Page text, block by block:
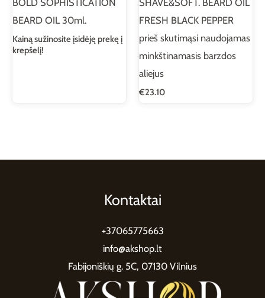
BEARD OIL 30ml.
Kainą sužinosite įsidėję prekę į
krepšelį!
FRESH BLACK PEPPER
prieš skutimąsi naudojamas
minkštinamasis barzdos
aliejus
€23.10
Kontaktai
+37065775663
info@akshop.lt
Fabijoniškių g. 5C, 07130 Vilnius